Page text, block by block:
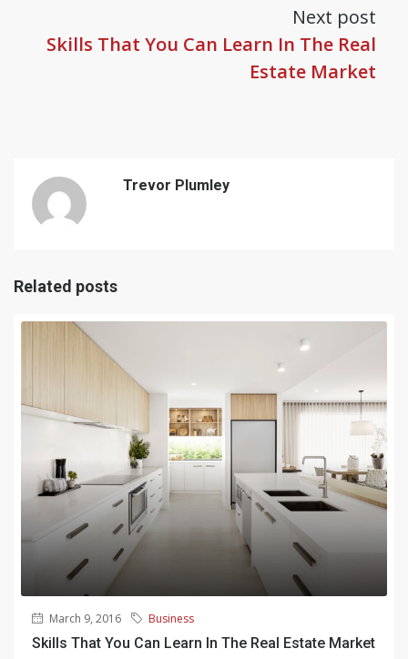
Next post
Skills That You Can Learn In The Real
Estate Market
Trevor Plumley
Related posts
March 9, 2016 Business
Skills That You Can Learn In The Real Estate Market